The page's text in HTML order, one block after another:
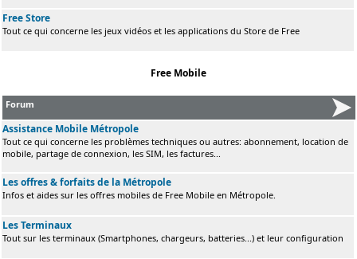
Free Store
Tout ce qui concerne les jeux vidéos et les applications du Store de Free
Free Mobile
Forum
Assistance Mobile Métropole
Tout ce qui concerne les problèmes techniques ou autres: abonnement, location de
mobile, partage de connexion, les SIM, les factures...
Les offres & forfaits de la Métropole
Infos et aides sur les offres mobiles de Free Mobile en Métropole.
Les Terminaux
Tout sur les terminaux (Smartphones, chargeurs, batteries...) et leur configuration